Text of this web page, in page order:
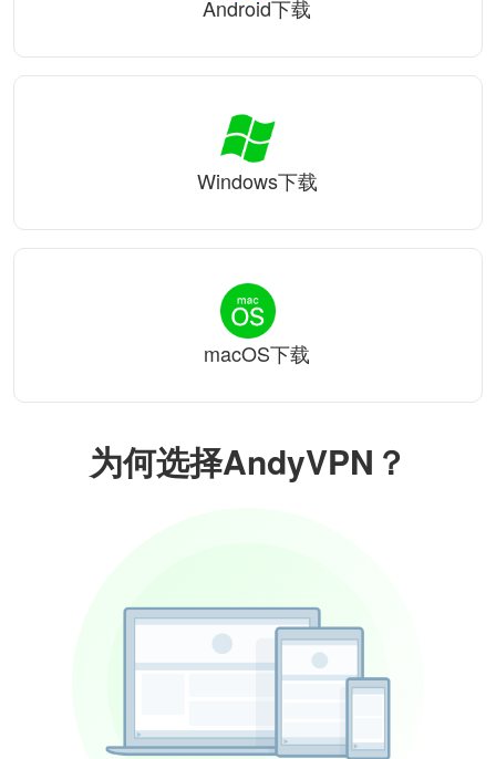
为何选择AndyVPN？
Android下载
Windows下载
macOS下载